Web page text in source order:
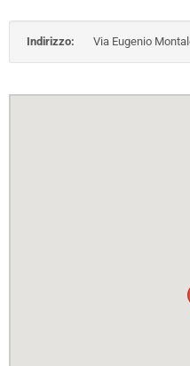
Indirizzo: Via Eugenio